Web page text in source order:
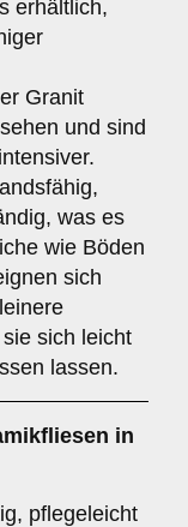
erhältlich,
Granit
und sind
was es
wie Böden
sich
sich leicht
lassen.
in
pflegeleicht